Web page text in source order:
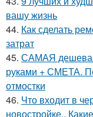
вашу жизнь
44. Как сделать
затрат
45. САМАЯ дешевая
руками + СМЕТА.
отмостки
46. Что входит в
новостройке..